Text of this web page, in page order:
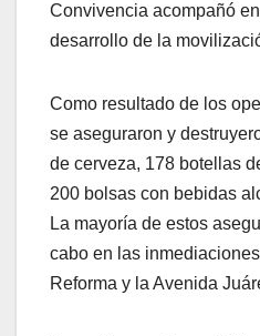
Convivencia acompañó
desarrollo de la
Como resultado de los
se aseguraron y
de cerveza, 178 botellas
200 bolsas con bebidas
La mayoría de estos
cabo en las
Reforma y la Avenida